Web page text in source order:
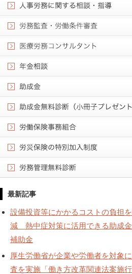
最新記事
設備投資等にかかるコストの負担
減 熱中症対策に活用できる助成金
補助金
厚生労働省が企業や労働者を対象
査を実施「働き方改革関連法案施